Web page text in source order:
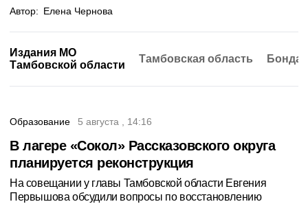
Автор: Елена Чернова
Издания МО
Тамбовской области
Тамбовская область
Образование 5 августа , 14:16
В лагере «Сокол» Рассказовского округа
планируется реконструкция
На совещании у главы Тамбовской области Евгения
Первышова обсудили вопросы по восстановлению